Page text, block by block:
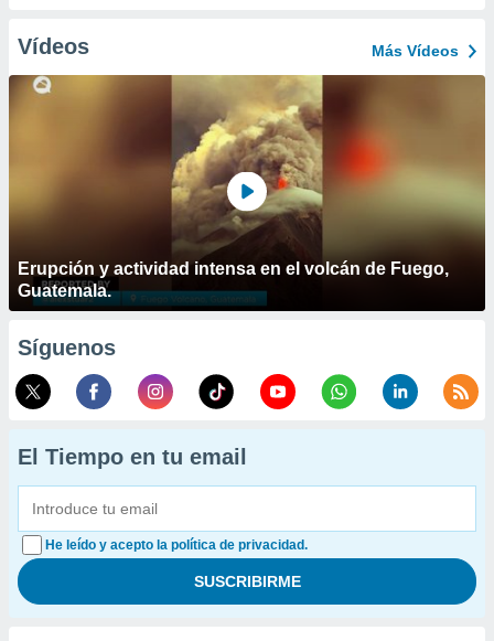
Vídeos Más Vídeos
Erupción y actividad intensa en el volcán de Fuego,
Guatemala.
Síguenos
El Tiempo en tu email
He leído y acepto la política de privacidad.